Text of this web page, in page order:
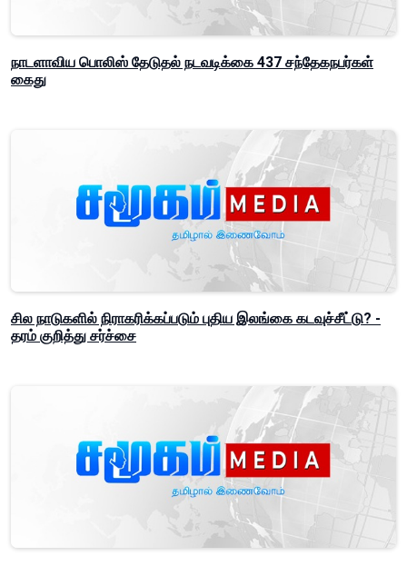
நாடளாவிய பொலிஸ் தேடுதல் நடவடிக்கை 437 சந்தேகநபர்கள்
கைது
சில நாடுகளில் நிராகரிக்கப்படும் புதிய இலங்கை கடவுச்சீட்டு? -
தரம் குறித்து சர்ச்சை